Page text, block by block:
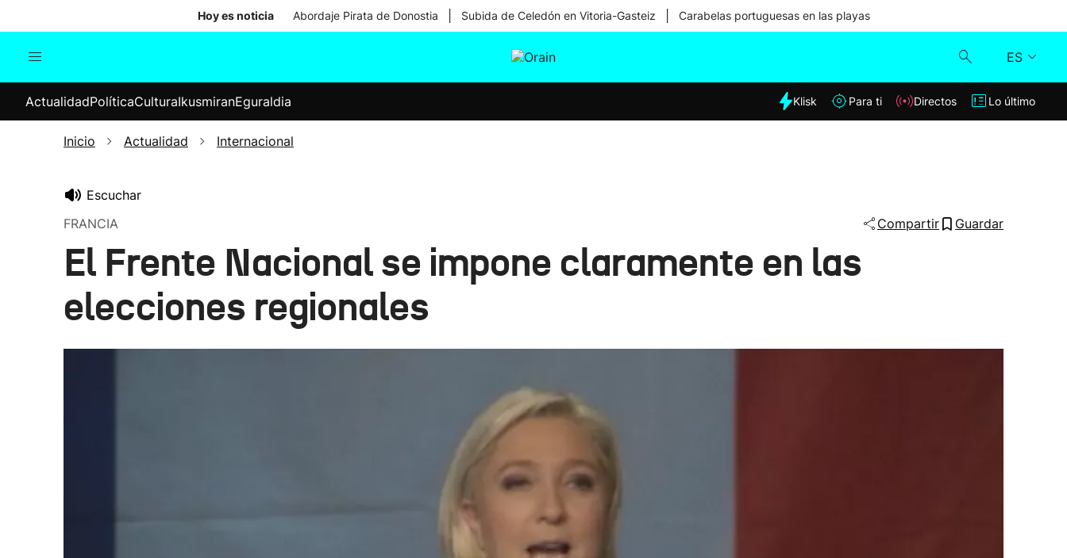
Hoy es noticia Abordaje Pirata de Donostia Subida de Celedón en Vitoria-Gasteiz Carabelas portuguesas en las playas
ES
Internacional
Elecciones
Klisk
ActualidadPolíticaCulturaIkusmiranEguraldia Klisk Para ti Directos Lo último
Inicio Actualidad Internacional
Escuchar
FRANCIA
Compartir Guardar
El Frente Nacional se impone claramente en las
elecciones regionales